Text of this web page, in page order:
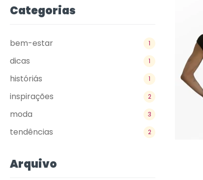
Categorias
bem-estar 1
dicas 1
históriás 1
inspirações 2
moda 3
tendências 2
Arquivo